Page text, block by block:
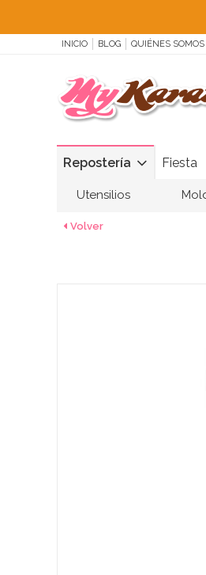
INICIO BLOG QUIÉNES SOMOS
Repostería Fiesta
Utensilios
Volver